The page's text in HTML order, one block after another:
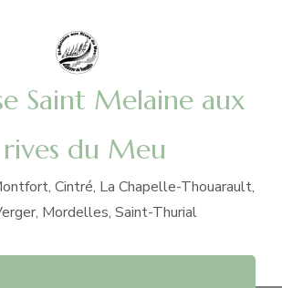
Saint Melaine aux
rives du Meu
Cintré, La Chapelle-Thouarault,
Mordelles, Saint-Thurial